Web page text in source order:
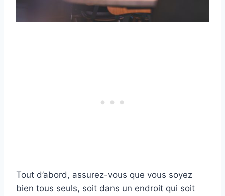
Tout d’abord, assurez-vous que vous soyez
bien tous seuls, soit dans un endroit qui soit